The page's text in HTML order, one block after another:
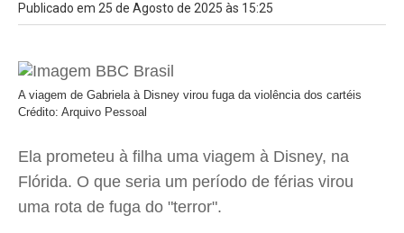
Publicado em 25 de Agosto de 2025 às 15:25
A viagem de Gabriela à Disney virou fuga da violência dos cartéis
Crédito: Arquivo Pessoal
Ela prometeu à filha uma viagem à Disney, na
Flórida. O que seria um período de férias virou
uma rota de fuga do "terror".